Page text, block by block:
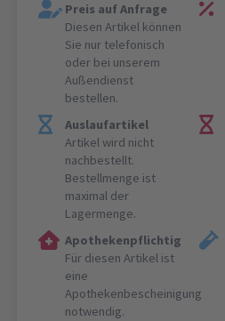
Preis auf Anfrage
Diesen Artikel können
Sie nur telefonisch
oder bei unserem
Außendienst
bestellen.
Auslaufartikel
Artikel wird nicht
nachbestellt.
Bestellmenge ist
maximal der
Lagermenge.
Apothekenpflichtig
Für diesen Artikel ist
eine
Apothekenbescheinigung
notwendig.